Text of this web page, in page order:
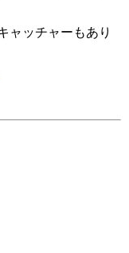
ャッチャーもあり